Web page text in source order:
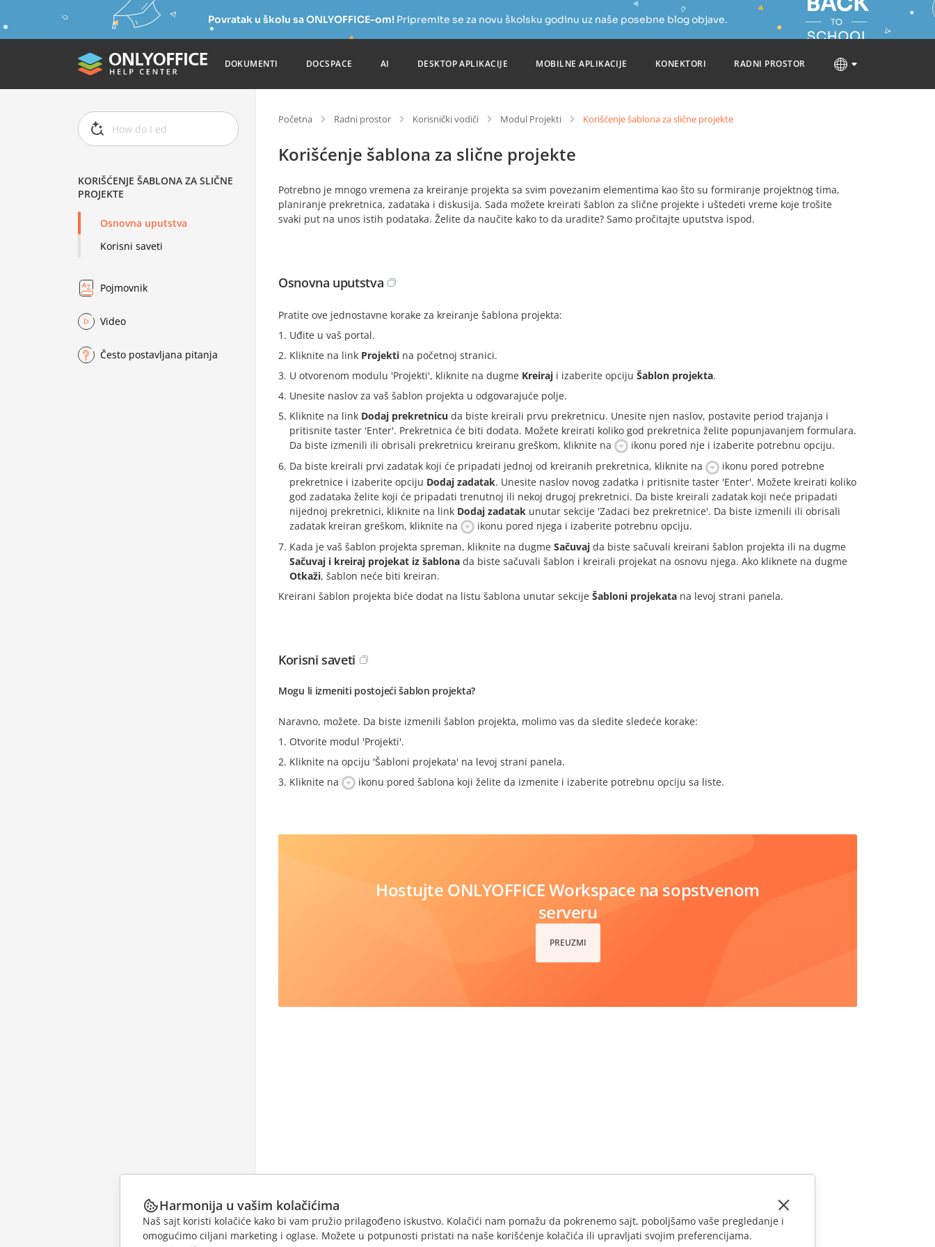
Povratak u školu sa ONLYOFFICE-om!Pripremite se za novu školsku godinu uz naše posebne blog objave.
DOKUMENTI DOCSPACE AI DESKTOP APLIKACIJE MOBILNE APLIKACIJE KONEKTORI RADNI PROSTOR
KORIŠĆENJE ŠABLONA ZA SLIČNE
PROJEKTE
Osnovna uputstva
Korisni saveti
Pojmovnik
Video
Često postavljana pitanja
Početna Radni prostor Korisnički vodiči Modul Projekti Korišćenje šablona za slične projekte
Korišćenje šablona za slične projekte
Potrebno je mnogo vremena za kreiranje projekta sa svim povezanim elementima kao što su formiranje projektnog tima,
planiranje prekretnica, zadataka i diskusija. Sada možete kreirati šablon za slične projekte i uštedeti vreme koje trošite
svaki put na unos istih podataka. Želite da naučite kako to da uradite? Samo pročitajte uputstva ispod.
Osnovna uputstva
Pratite ove jednostavne korake za kreiranje šablona projekta:
Uđite u vaš portal.
Kliknite na link Projekti na početnoj stranici.
U otvorenom modulu 'Projekti', kliknite na dugme Kreiraj i izaberite opciju Šablon projekta.
Unesite naslov za vaš šablon projekta u odgovarajuće polje.
Kliknite na link Dodaj prekretnicu da biste kreirali prvu prekretnicu. Unesite njen naslov, postavite period trajanja i
pritisnite taster 'Enter'. Prekretnica će biti dodata. Možete kreirati koliko god prekretnica želite popunjavanjem formulara.
Da biste izmenili ili obrisali prekretnicu kreiranu greškom, kliknite na
ikonu pored nje i izaberite potrebnu opciju.
Da biste kreirali prvi zadatak koji će pripadati jednoj od kreiranih prekretnica, kliknite na
ikonu pored potrebne
prekretnice i izaberite opciju Dodaj zadatak. Unesite naslov novog zadatka i pritisnite taster 'Enter'. Možete kreirati koliko
god zadataka želite koji će pripadati trenutnoj ili nekoj drugoj prekretnici. Da biste kreirali zadatak koji neće pripadati
nijednoj prekretnici, kliknite na link Dodaj zadatak unutar sekcije 'Zadaci bez prekretnice'. Da biste izmenili ili obrisali
zadatak kreiran greškom, kliknite na
ikonu pored njega i izaberite potrebnu opciju.
Kada je vaš šablon projekta spreman, kliknite na dugme Sačuvaj da biste sačuvali kreirani šablon projekta ili na dugme
Sačuvaj i kreiraj projekat iz šablona da biste sačuvali šablon i kreirali projekat na osnovu njega. Ako kliknete na dugme
Otkaži, šablon neće biti kreiran.
Kreirani šablon projekta biće dodat na listu šablona unutar sekcije Šabloni projekata na levoj strani panela.
Korisni saveti
Mogu li izmeniti postojeći šablon projekta?
Naravno, možete. Da biste izmenili šablon projekta, molimo vas da sledite sledeće korake:
Otvorite modul 'Projekti'.
Kliknite na opciju 'Šabloni projekata' na levoj strani panela.
Kliknite na
ikonu pored šablona koji želite da izmenite i izaberite potrebnu opciju sa liste.
Hostujte ONLYOFFICE Workspace na sopstvenom
serveru
PREUZMI
Harmonija u vašim kolačićima
Naš sajt koristi kolačiće kako bi vam pružio prilagođeno iskustvo. Kolačići nam pomažu da pokrenemo sajt, poboljšamo vaše pregledanje i
omogućimo ciljani marketing i oglase. Možete u potpunosti pristati na naše korišćenje kolačića ili upravljati svojim preferencijama.